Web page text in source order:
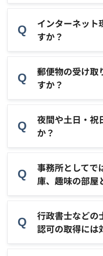
インターネット
すか？
郵便物の受け取
すか？
夜間や土日・祝
か？
事務所としてで
庫、趣味の部屋
行政書士などの
認可の取得には